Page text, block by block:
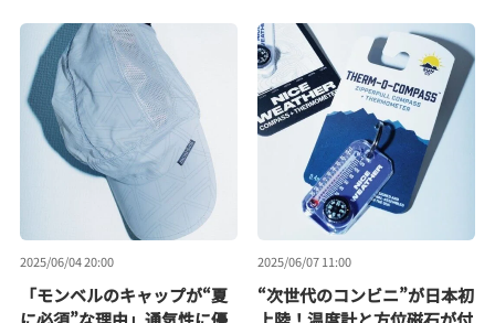
2025/06/04 20:00
「モンベルのキャップが“夏
2025/06/07 11:00
“次世代のコンビニ”が日本初